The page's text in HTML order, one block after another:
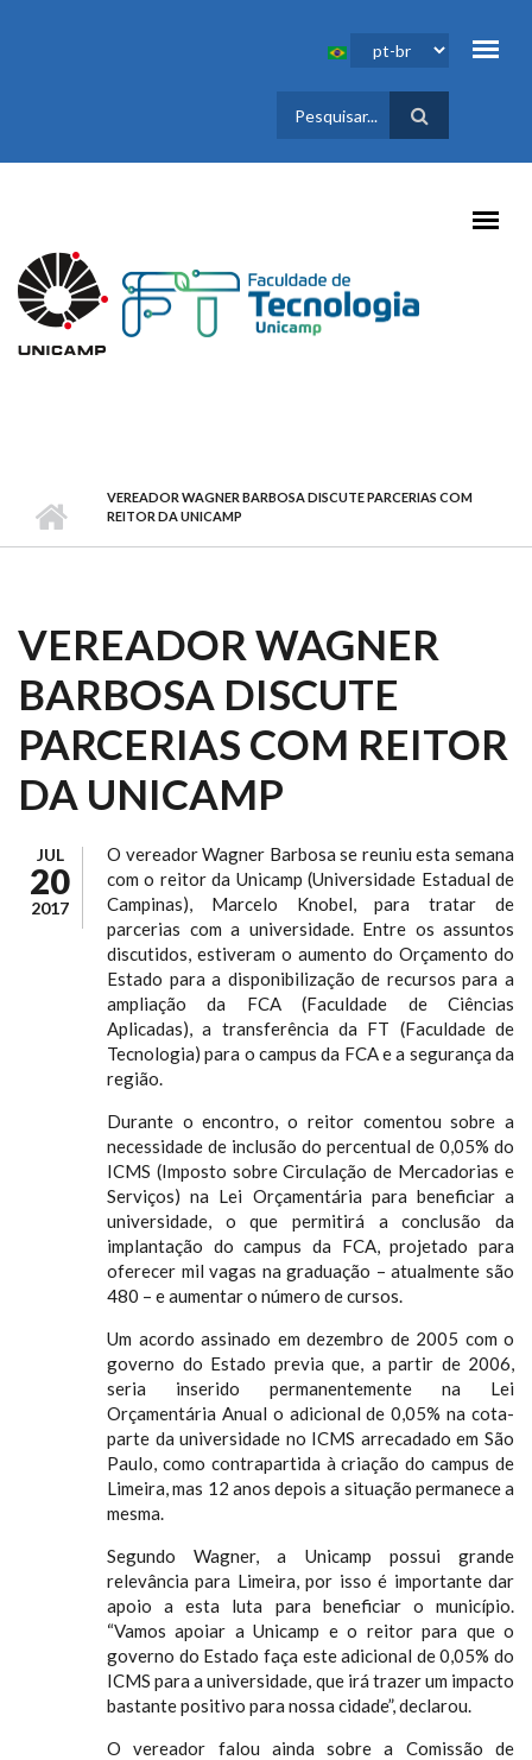
FORMULÁRIO
DE BUSCA
VEREADOR WAGNER BARBOSA DISCUTE PARCERIAS COM
REITOR DA UNICAMP
VEREADOR WAGNER
BARBOSA DISCUTE
PARCERIAS COM REITOR
DA UNICAMP
JUL
20
2017
O vereador Wagner Barbosa se reuniu esta semana
com o reitor da Unicamp (Universidade Estadual de
Campinas), Marcelo Knobel, para tratar de
parcerias com a universidade. Entre os assuntos
discutidos, estiveram o aumento do Orçamento do
Estado para a disponibilização de recursos para a
ampliação da FCA (Faculdade de Ciências
Aplicadas), a transferência da FT (Faculdade de
Tecnologia) para o campus da FCA e a segurança da
região.
Durante o encontro, o reitor comentou sobre a
necessidade de inclusão do percentual de 0,05% do
ICMS (Imposto sobre Circulação de Mercadorias e
Serviços) na Lei Orçamentária para beneficiar a
universidade, o que permitirá a conclusão da
implantação do campus da FCA, projetado para
oferecer mil vagas na graduação – atualmente são
480 – e aumentar o número de cursos.
Um acordo assinado em dezembro de 2005 com o
governo do Estado previa que, a partir de 2006,
seria inserido permanentemente na Lei
Orçamentária Anual o adicional de 0,05% na cota-
parte da universidade no ICMS arrecadado em São
Paulo, como contrapartida à criação do campus de
Limeira, mas 12 anos depois a situação permanece a
mesma.
Segundo Wagner, a Unicamp possui grande
relevância para Limeira, por isso é importante dar
apoio a esta luta para beneficiar o município.
“Vamos apoiar a Unicamp e o reitor para que o
governo do Estado faça este adicional de 0,05% do
ICMS para a universidade, que irá trazer um impacto
bastante positivo para nossa cidade”, declarou.
O vereador falou ainda sobre a Comissão de